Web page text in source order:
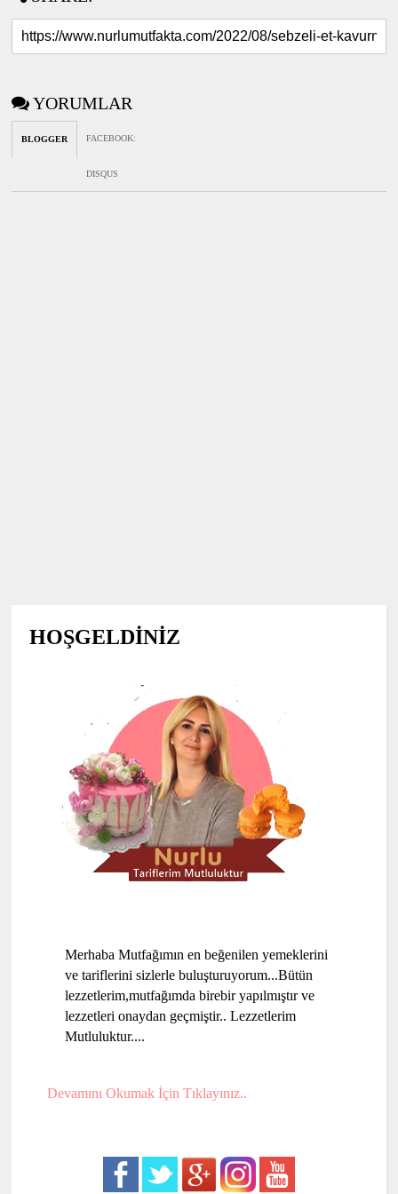
YORUMLAR
BLOGGER FACEBOOK:
DISQUS
HOŞGELDİNİZ
Merhaba Mutfağımın en beğenilen yemeklerini
ve tariflerini sizlerle buluşturuyorum...Bütün
lezzetlerim,mutfağımda birebir yapılmıştır ve
lezzetleri onaydan geçmiştir.. Lezzetlerim
Mutluluktur....
Devamını Okumak İçin Tıklayınız..